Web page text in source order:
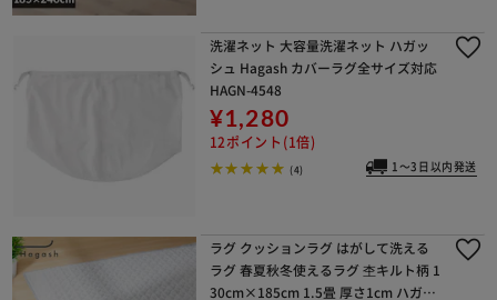
洗濯ネット 大容量洗濯ネット ハガッ
シュ Hagash カバーラグ全サイズ対応
HAGN-4548
¥1,280
12ポイント(1倍)
(4) 1～3日以内発送
ラグ クッションラグ はがして洗える
ラグ 春夏秋冬使えるラグ 杢キルト柄 1
30cm×185cm 1.5畳 厚さ1cm ハガッ